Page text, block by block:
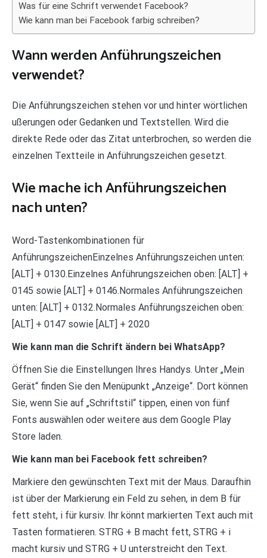
Was für eine Schrift verwendet Facebook?
Wie kann man bei Facebook farbig schreiben?
Wann werden Anführungszeichen
verwendet?
Die Anführungszeichen stehen vor und hinter wörtlichen
ußerungen oder Gedanken und Textstellen. Wird die
direkte Rede oder das Zitat unterbrochen, so werden die
einzelnen Textteile in Anführungszeichen gesetzt.
Wie mache ich Anführungszeichen
nach unten?
Word-Tastenkombinationen für
AnführungszeichenEinzelnes Anführungszeichen unten:
[ALT] + 0130.Einzelnes Anführungszeichen oben: [ALT] +
0145 sowie [ALT] + 0146.Normales Anführungszeichen
unten: [ALT] + 0132.Normales Anführungszeichen oben:
[ALT] + 0147 sowie [ALT] + 2020
Wie kann man die Schrift ändern bei WhatsApp?
Öffnen Sie die Einstellungen Ihres Handys. Unter „Mein
Gerät“ finden Sie den Menüpunkt „Anzeige“. Dort können
Sie, wenn Sie auf „Schriftstil“ tippen, einen von fünf
Fonts auswählen oder weitere aus dem Google Play
Store laden.
Wie kann man bei Facebook fett schreiben?
Markiere den gewünschten Text mit der Maus. Daraufhin
ist über der Markierung ein Feld zu sehen, in dem B für
fett steht, i für kursiv. Ihr könnt markierten Text auch mit
Tasten formatieren. STRG + B macht fett, STRG + i
macht kursiv und STRG + U unterstreicht den Text.